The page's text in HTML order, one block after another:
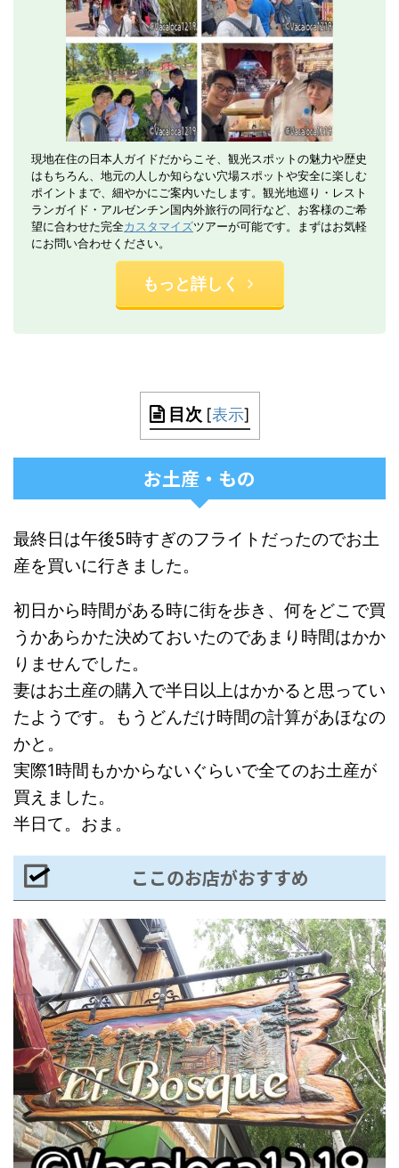
現地在住の日本人ガイドだからこそ、観光スポットの魅力や歴史
はもちろん、地元の人しか知らない穴場スポットや安全に楽しむ
ポイントまで、細やかにご案内いたします。観光地巡り・レスト
ランガイド・アルゼンチン国内外旅行の同行など、お客様のご希
望に合わせた完全カスタマイズツアーが可能です。まずはお気軽
にお問い合わせください。
もっと詳しく
目次 [表示]
お土産・もの
最終日は午後5時すぎのフライトだったのでお土
産を買いに行きました。
初日から時間がある時に街を歩き、何をどこで買
うかあらかた決めておいたのであまり時間はかか
りませんでした。
妻はお土産の購入で半日以上はかかると思ってい
たようです。もうどんだけ時間の計算があほなの
かと。
実際1時間もかからないぐらいで全てのお土産が
買えました。
半日て。おま。
ここのお店がおすすめ